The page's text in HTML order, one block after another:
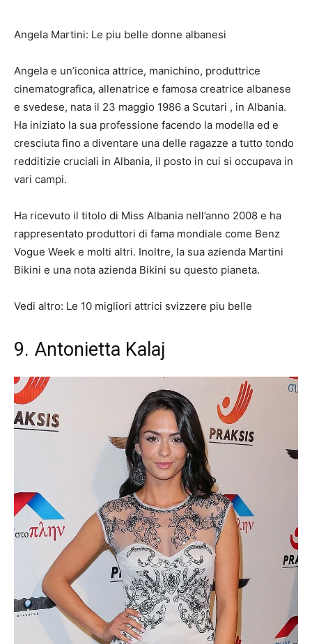
Angela Martini: Le piu belle donne albanesi
Angela e un’iconica attrice, manichino, produttrice
cinematografica, allenatrice e famosa creatrice albanese
e svedese, nata il 23 maggio 1986 a Scutari , in Albania.
Ha iniziato la sua professione facendo la modella ed e
cresciuta fino a diventare una delle ragazze a tutto tondo
redditizie cruciali in Albania, il posto in cui si occupava in
vari campi.
Ha ricevuto il titolo di Miss Albania nell’anno 2008 e ha
rappresentato produttori di fama mondiale come Benz
Vogue Week e molti altri. Inoltre, la sua azienda Martini
Bikini e una nota azienda Bikini su questo pianeta.
Vedi altro: Le 10 migliori attrici svizzere piu belle
9. Antonietta Kalaj